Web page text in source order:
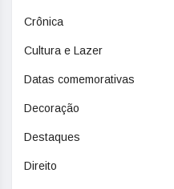
Crônica
Cultura e Lazer
Datas comemorativas
Decoração
Destaques
Direito